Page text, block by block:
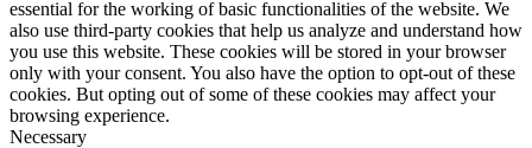
essential for the working of basic functionalities of the website. We
also use third-party cookies that help us analyze and understand how
you use this website. These cookies will be stored in your browser
only with your consent. You also have the option to opt-out of these
cookies. But opting out of some of these cookies may affect your
browsing experience.
Necessary